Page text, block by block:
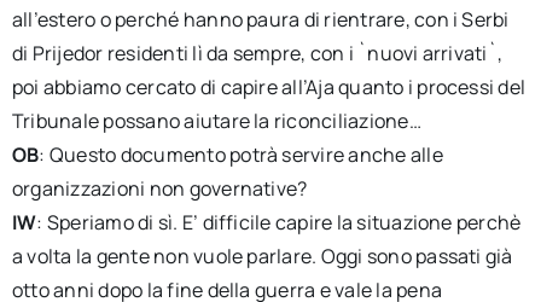
all’estero o perché hanno paura di rientrare, con i Serbi
di Prijedor residenti lì da sempre, con i `nuovi arrivati`,
poi abbiamo cercato di capire all’Aja quanto i processi del
Tribunale possano aiutare la riconciliazione…
OB: Questo documento potrà servire anche alle
organizzazioni non governative?
IW: Speriamo di sì. E’ difficile capire la situazione perchè
a volta la gente non vuole parlare. Oggi sono passati già
otto anni dopo la fine della guerra e vale la pena